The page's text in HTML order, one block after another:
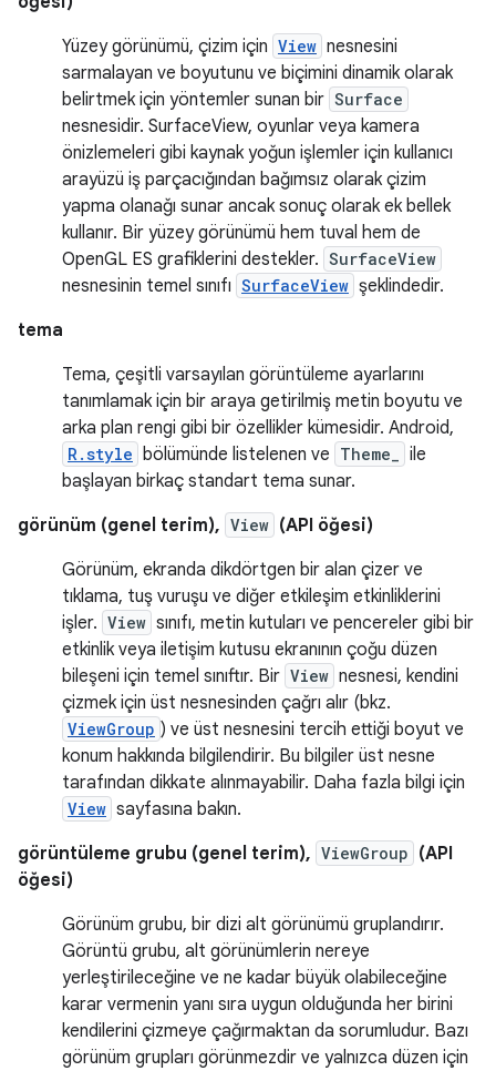
Yüzey görünümü, çizim için View nesnesini
sarmalayan ve boyutunu ve biçimini dinamik olarak
belirtmek için yöntemler sunan bir Surface
nesnesidir. SurfaceView, oyunlar veya kamera
önizlemeleri gibi kaynak yoğun işlemler için kullanıcı
arayüzü iş parçacığından bağımsız olarak çizim
yapma olanağı sunar ancak sonuç olarak ek bellek
kullanır. Bir yüzey görünümü hem tuval hem de
OpenGL ES grafiklerini destekler. SurfaceView
nesnesinin temel sınıfı SurfaceView şeklindedir.
tema
Tema, çeşitli varsayılan görüntüleme ayarlarını
tanımlamak için bir araya getirilmiş metin boyutu ve
arka plan rengi gibi bir özellikler kümesidir. Android,
R.style bölümünde listelenen ve Theme_
ile
başlayan birkaç standart tema sunar.
görünüm (genel terim), View (API öğesi)
Görünüm, ekranda dikdörtgen bir alan çizer ve
tıklama, tuş vuruşu ve diğer etkileşim etkinliklerini
işler. View sınıfı, metin kutuları ve pencereler gibi bir
etkinlik veya iletişim kutusu ekranının çoğu düzen
bileşeni için temel sınıftır. Bir View nesnesi, kendini
çizmek için üst nesnesinden çağrı alır (bkz.
ViewGroup ) ve üst nesnesini tercih ettiği boyut ve
konum hakkında bilgilendirir. Bu bilgiler üst nesne
tarafından dikkate alınmayabilir. Daha fazla bilgi için
View sayfasına bakın.
görüntüleme grubu (genel terim), ViewGroup (API
öğesi)
Görünüm grubu, bir dizi alt görünümü gruplandırır.
Görüntü grubu, alt görünümlerin nereye
yerleştirileceğine ve ne kadar büyük olabileceğine
karar vermenin yanı sıra uygun olduğunda her birini
kendilerini çizmeye çağırmaktan da sorumludur. Bazı
görünüm grupları görünmezdir ve yalnızca düzen için